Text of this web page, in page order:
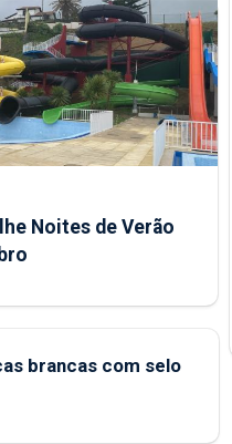
Noites de Verão
brancas com selo